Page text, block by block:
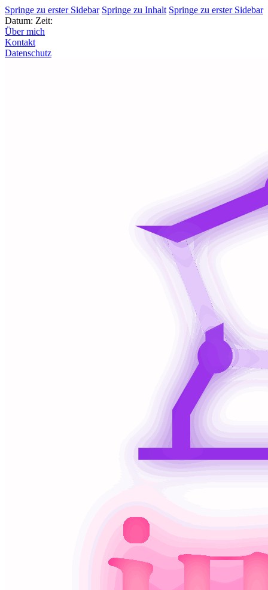
Springe zu erster Sidebar Springe zu Inhalt Springe zu erster Sidebar
Datum: Zeit:
Über mich
Kontakt
Datenschutz